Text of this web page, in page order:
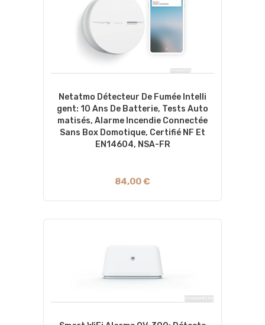
Netatmo Détecteur De Fumée Intelli
Gent: 10 Ans De Batterie, Tests Auto
Matisés, Alarme Incendie Connectée
Sans Box Domotique, Certifié NF Et
EN14604, NSA-FR
84,00 €